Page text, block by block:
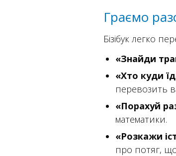
Граємо
Бізібук легко
«Знайди
«Хто куди
перевозить
«Порахуй
математики.
«Розкажи
про потяг,